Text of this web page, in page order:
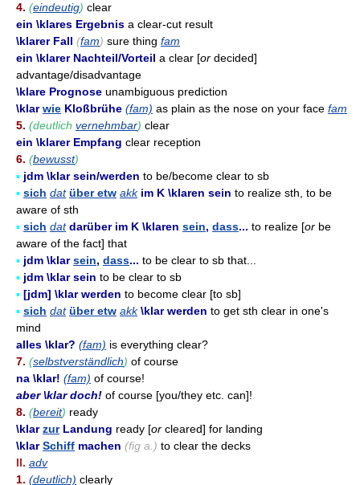
4. (eindeutig) clear
ein \klares Ergebnis a clear-cut result
\klarer Fall (fam) sure thing fam
ein \klarer Nachteil/Vorteil a clear [or decided]
advantage/disadvantage
\klare Prognose unambiguous prediction
\klarwie Kloßbrühe (fam) as plain as the nose on your face fam
5. (deutlich vernehmbar) clear
ein \klarer Empfang clear reception
6. (bewusst)
▪ jdm \klar sein/werden to be/become clear to sb
▪ sich dat über etw akk im K \klaren sein to realize sth, to be
aware of sth
▪ sich dat darüber im K \klaren sein, dass... to realize [or be
aware of the fact] that
▪ jdm \klarsein, dass... to be clear to sb that...
▪ jdm \klar sein to be clear to sb
▪ [jdm] \klar werden to become clear [to sb]
▪ sich dat über etw akk \klar werden to get sth clear in one's
mind
alles \klar? (fam) is everything clear?
7. (selbstverständlich) of course
na \klar! (fam) of course!
aber \klar doch! of course [you/they etc. can]!
8. (bereit) ready
\klarzurLandung ready [or cleared] for landing
\klarSchiff machen (fig a.) to clear the decks
II. adv
1. (deutlich) clearly